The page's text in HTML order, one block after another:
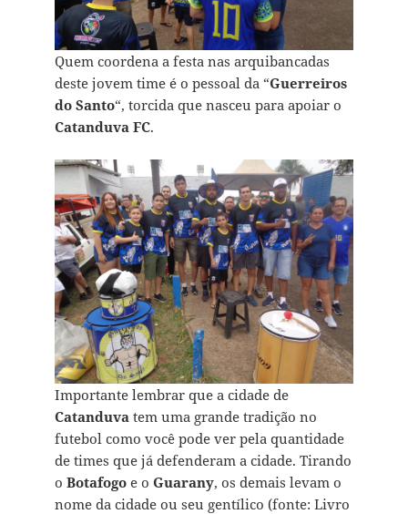
Quem coordena a festa nas arquibancadas
deste jovem time é o pessoal da “Guerreiros
do Santo“, torcida que nasceu para apoiar o
Catanduva FC.
Importante lembrar que a cidade de
Catanduva tem uma grande tradição no
futebol como você pode ver pela quantidade
de times que já defenderam a cidade. Tirando
o Botafogoe o Guarany, os demais levam o
nome da cidade ou seu gentílico (fonte: Livro